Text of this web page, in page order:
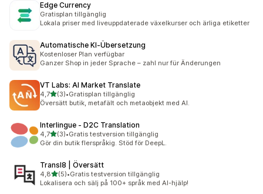
Edge Currency
Gratisplan tillgänglig
Lokala priser med liveuppdaterade växelkurser och ärliga etiketter
Automatische KI‑Übersetzung
Kostenloser Plan verfügbar
Ganzer Shop in jeder Sprache – zahl nur für Änderungen
VT Labs: AI Market Translate
4,7av 5 stjärnor
(3)
3 recensioner totalt
•Gratisplan tillgänglig
Översätt butik, metafält och metaobjekt med AI.
Interlingue ‑ D2C Translation
4,7av 5 stjärnor
(3)
3 recensioner totalt
•Gratis testversion tillgänglig
Gör din butik flerspråkig. Stöd för DeepL.
Transl8 | Översätt
4,8av 5 stjärnor
(5)
5 recensioner totalt
•Gratis testversion tillgänglig
Lokalisera och sälj på 100+ språk med AI-hjälp!